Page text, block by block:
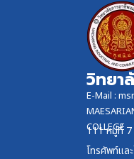
วิทยา
E-Mail :
COLLEGE
111 หมู่ที่ 7
โทรศัพท์และ